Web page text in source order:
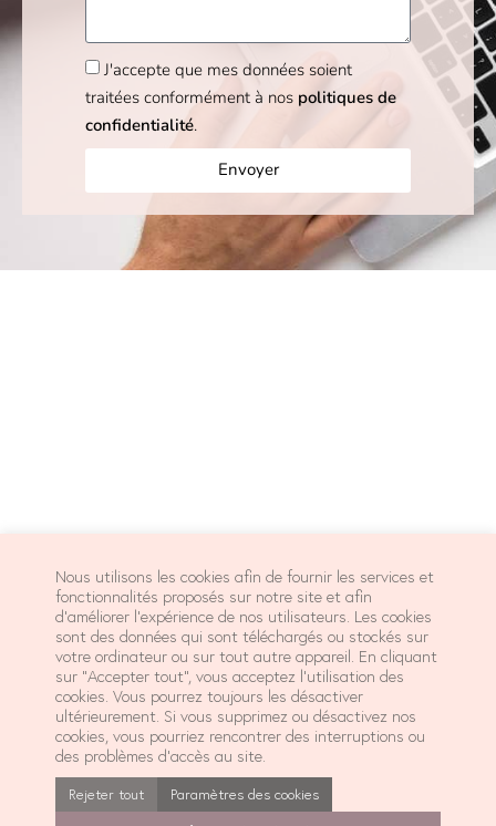
J'accepte que mes données soient
traitées conformément à nos politiques de
confidentialité.
Envoyer
Nous utilisons les cookies afin de fournir les services et
fonctionnalités proposés sur notre site et afin
d’améliorer l’expérience de nos utilisateurs. Les cookies
sont des données qui sont téléchargés ou stockés sur
votre ordinateur ou sur tout autre appareil. En cliquant
sur ”Accepter tout”, vous acceptez l’utilisation des
cookies. Vous pourrez toujours les désactiver
ultérieurement. Si vous supprimez ou désactivez nos
cookies, vous pourriez rencontrer des interruptions ou
des problèmes d’accès au site.
Rejeter tout Paramètres des cookies